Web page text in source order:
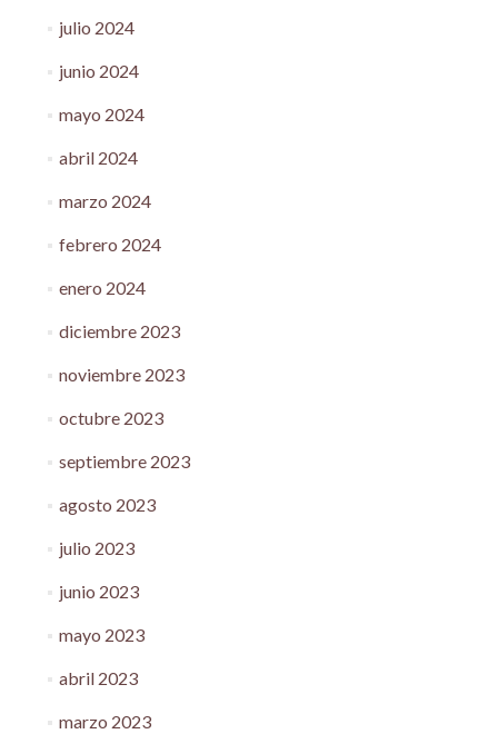
julio 2024
junio 2024
mayo 2024
abril 2024
marzo 2024
febrero 2024
enero 2024
diciembre 2023
noviembre 2023
octubre 2023
septiembre 2023
agosto 2023
julio 2023
junio 2023
mayo 2023
abril 2023
marzo 2023